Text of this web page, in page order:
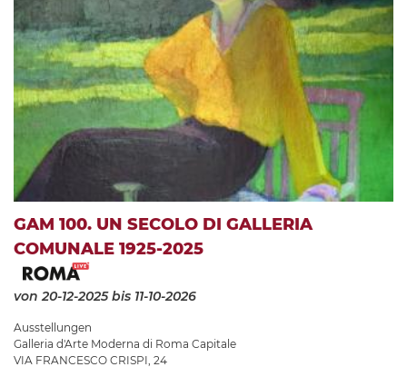
GAM 100. UN SECOLO DI GALLERIA
COMUNALE 1925-2025
von 20-12-2025bis 11-10-2026
Ausstellungen
Galleria d'Arte Moderna di Roma Capitale
VIA FRANCESCO CRISPI, 24